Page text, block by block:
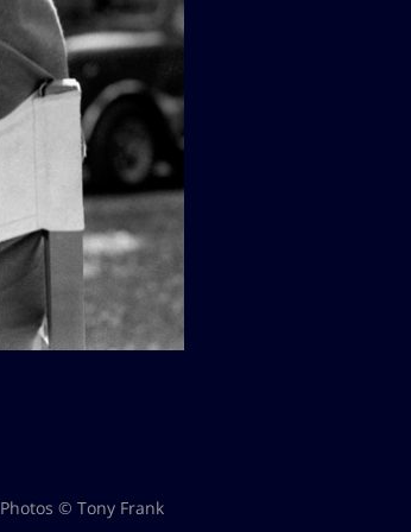
Photos © Tony Frank